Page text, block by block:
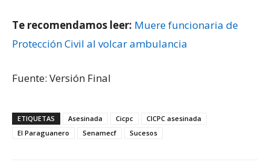
Te recomendamos leer: Muere funcionaria de
Protección Civil al volcar ambulancia
Fuente: Versión Final
ETIQUETAS Asesinada Cicpc
CICPC asesinada
El Paraguanero
Senamecf Sucesos